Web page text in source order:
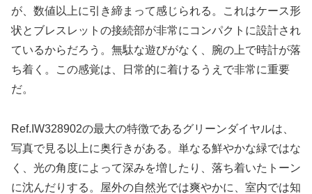
が、数値以上に引き締まって感じられる。これはケース形
状とブレスレットの接続部が非常にコンパクトに設計され
ているからだろう。無駄な遊びがなく、腕の上で時計が落
ち着く。この感覚は、日常的に着けるうえで非常に重要
だ。
Ref.IW328902の最大の特徴であるグリーンダイヤルは、
写真で見る以上に奥行きがある。単なる鮮やかな緑ではな
く、光の角度によって深みを増したり、落ち着いたトーン
に沈んだりする。屋外の自然光では爽やかに、室内では知